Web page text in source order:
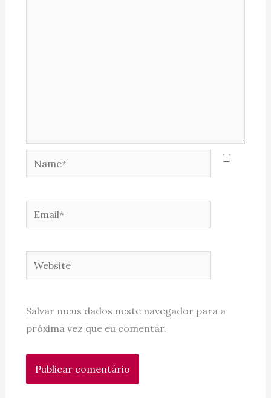
Name*
Email*
Website
Salvar meus dados neste navegador para a
próxima vez que eu comentar.